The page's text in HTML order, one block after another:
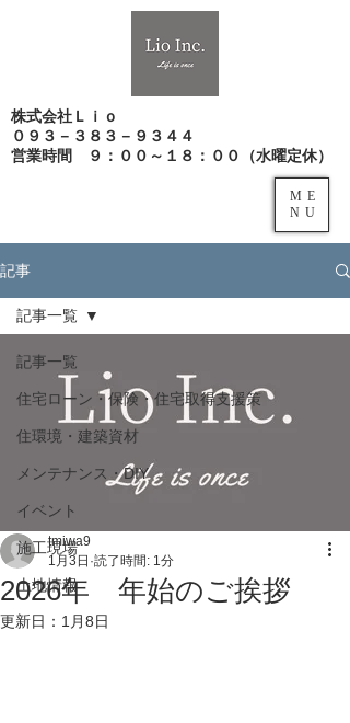
ME
NU
株式会社Ｌｉｏ
０９３－３８３－９３４４
​営業時間 ９：００～１８：００（水曜定休）
記事
記事一覧
住宅ローン・保険・住宅取得支援策
住環境・建築資材
メンテナンス・DIY
イベント
施工現場
土地情報
記事一覧
2026年 年始のご挨拶
tmiwa9
1月3日 読了時間: 1分
更新日： 1月8日